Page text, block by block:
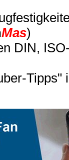
Mas)
DIN,
Tipps"